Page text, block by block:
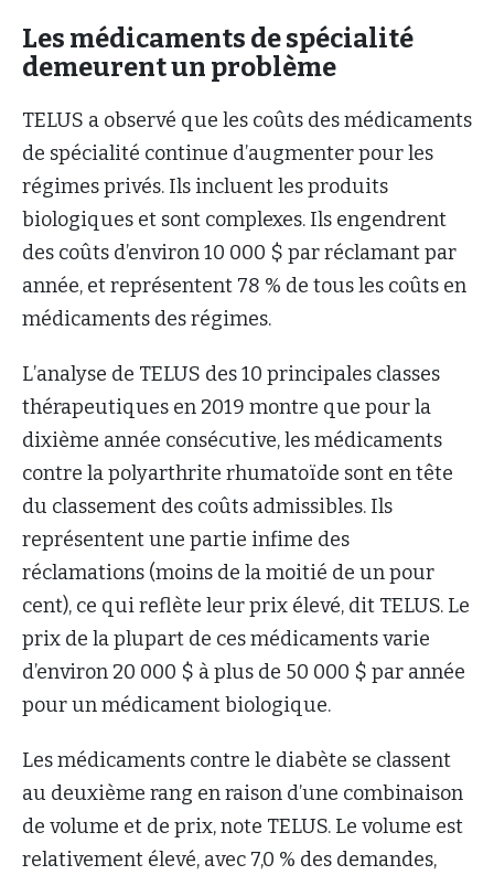
Les médicaments de spécialité
demeurent un problème
TELUS a observé que les coûts des médicaments
de spécialité continue d’augmenter pour les
régimes privés. Ils incluent les produits
biologiques et sont complexes. Ils engendrent
des coûts d’environ 10 000 $ par réclamant par
année, et représentent 78 % de tous les coûts en
médicaments des régimes.
L’analyse de TELUS des 10 principales classes
thérapeutiques en 2019 montre que pour la
dixième année consécutive, les médicaments
contre la polyarthrite rhumatoïde sont en tête
du classement des coûts admissibles. Ils
représentent une partie infime des
réclamations (moins de la moitié de un pour
cent), ce qui reflète leur prix élevé, dit TELUS. Le
prix de la plupart de ces médicaments varie
d’environ 20 000 $ à plus de 50 000 $ par année
pour un médicament biologique.
Les médicaments contre le diabète se classent
au deuxième rang en raison d’une combinaison
de volume et de prix, note TELUS. Le volume est
relativement élevé, avec 7,0 % des demandes,